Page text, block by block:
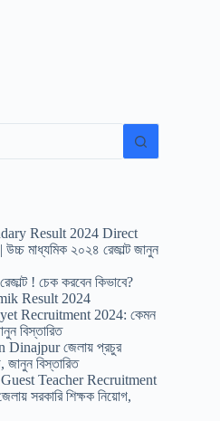
Result 2024 Direct
মাধ্যমিক ২০২৪ রেজাল্ট জানুন
! চেক করবেন কিভাবে?
Result 2024
Recruitment 2024: কেমন
বিস্তারিত
Dinajpur জেলায় প্রচুর
জানুন বিস্তারিত
Teacher Recruitment
সরকারি শিক্ষক নিয়োগ,